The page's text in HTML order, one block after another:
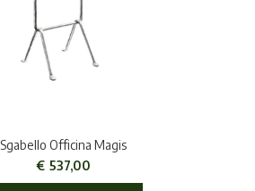
Sgabello Officina Magis
€ 537,00